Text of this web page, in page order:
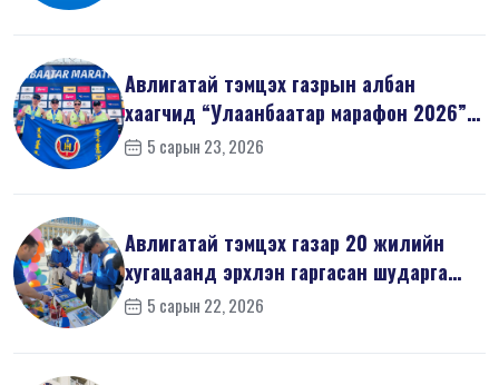
Авлигатай тэмцэх газрын албан
хаагчид “Улаанбаатар марафон 2026”-
д оро...
5 сарын 23, 2026
Авлигатай тэмцэх газар 20 жилийн
хугацаанд эрхлэн гаргасан шударга
ёсн...5 сарын 22, 2026